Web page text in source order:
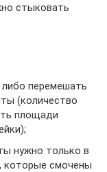
стыковать
перемешать
(количество
площади
нужно только в
которые смочены